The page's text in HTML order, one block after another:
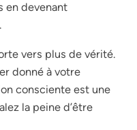
en devenant
.
vers plus de vérité.
donné à votre
consciente est une
la peine d’être